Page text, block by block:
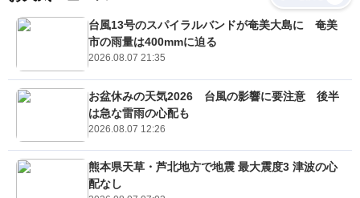
台風13号のスパイラルバンドが奄美大島に 奄美
市の雨量は400mmに迫る
2026.08.07 21:35
お盆休みの天気2026 台風の影響に要注意 後半
は急な雷雨の心配も
2026.08.07 12:26
熊本県天草・芦北地方で地震 最大震度3 津波の心
配なし